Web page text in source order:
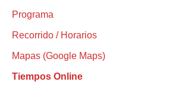
Programa
Recorrido / Horarios
Mapas (Google Maps)
Tiempos Online